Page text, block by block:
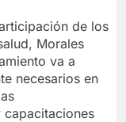
de los
Morales
va a
necesarios en
capacitaciones